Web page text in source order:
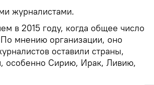
журналистами.
в 2015 году, когда общее число
По мнению организации, оно
оставили страны,
особенно Сирию, Ирак, Ливию,